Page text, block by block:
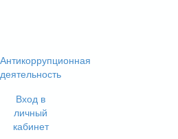
Антикоррупционная
деятельность
Вход в
личный
кабинет